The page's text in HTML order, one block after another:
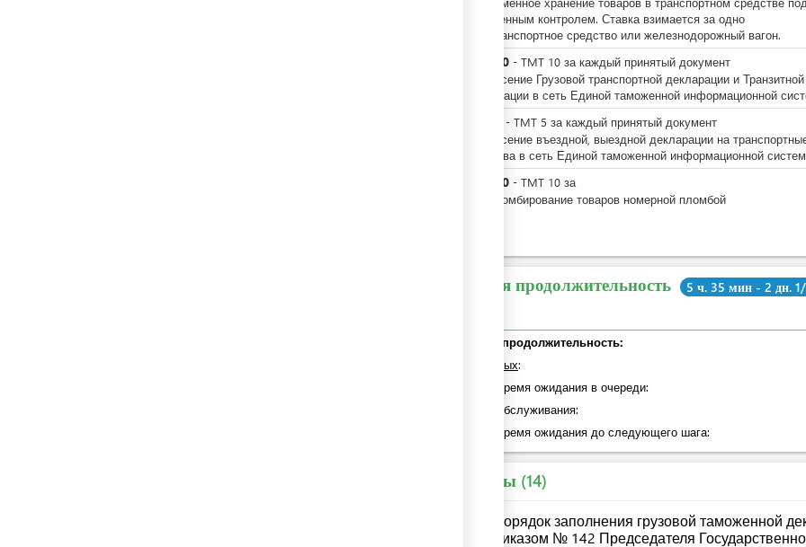
таможенным контролем. Ставка взимается за одно
автотранспортное средство или железнодорожный вагон.
10 - TMT 10 за каждый принятый документ
За внесение Грузовой транспортной декларации и Транзитной
декларации в сеть Единой таможенной информационной
- TMT 5 за каждый принятый документ
За внесение въездной, выездной декларации на
средства в сеть Единой таможенной информационной
10 - TMT 10 за
За опломбирование товаров номерной пломбой
Общая продолжительность 5 ч. 35 мин - 2 дн.
Общая продолжительность:
из которых:
общее время ожидания в очереди:
Время обслуживания:
общее время ожидания до следующего шага:
Законы 14
«Порядок заполнения грузовой таможенной
приказом № 142 Председателя